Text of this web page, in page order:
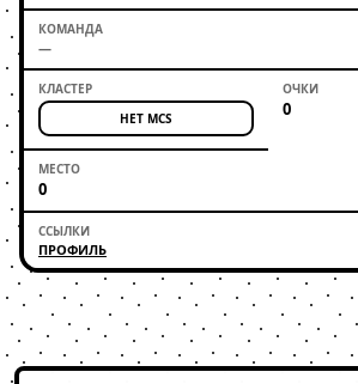
—
НЕТ MCS 0
0
ПРОФИЛЬ